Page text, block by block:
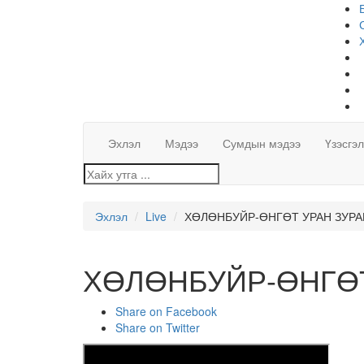
Эхлэл Мэдээ Сумдын мэдээ
Эхлэл Live ХӨЛӨНБУЙР-ӨНГӨТ УРАН
ХӨЛӨНБУЙР-
Share on Facebook
Share on Twitter